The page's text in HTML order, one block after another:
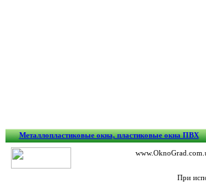
Металлопластиковые окна, пластиковые окна ПВХ
При